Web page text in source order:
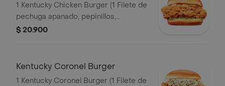
1 Kentucky Chicken Burger (1 Filete de
pechuga apanado, pepinillos,
mayonesa premium y mantequilla)
$ 20.900
Kentucky Coronel Burger
1 Kentucky Coronel Burger (1 Filete de